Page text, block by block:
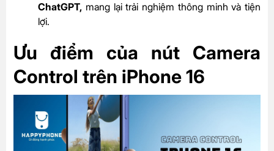
ChatGPT, mang lại trải nghiệm thông minh và tiện
lợi.
Ưu điểm của nút Camera
Control trên iPhone 16